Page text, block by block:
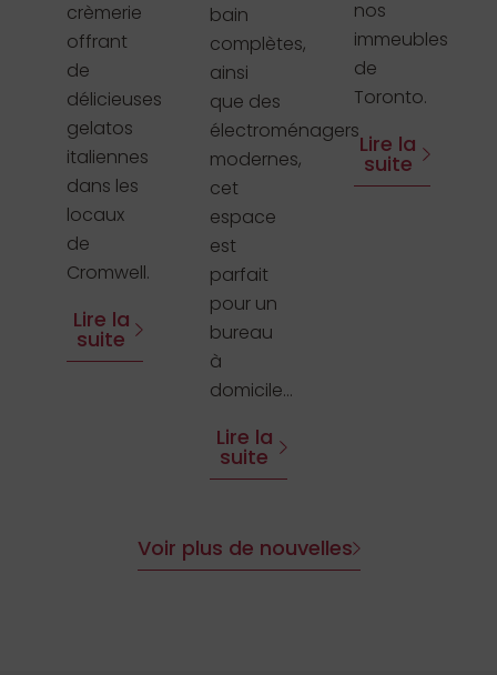
crèmerie
offrant
de
délicieuses
gelatos
italiennes
dans les
locaux
de
Cromwell.
Lire la
suite
bain
complètes,
ainsi
que des
électroménagers
modernes,
cet
espace
est
parfait
pour un
bureau
à
domicile...
Lire la
suite
nos
immeubles
de
Toronto.
Lire la
suite
Voir plus de nouvelles